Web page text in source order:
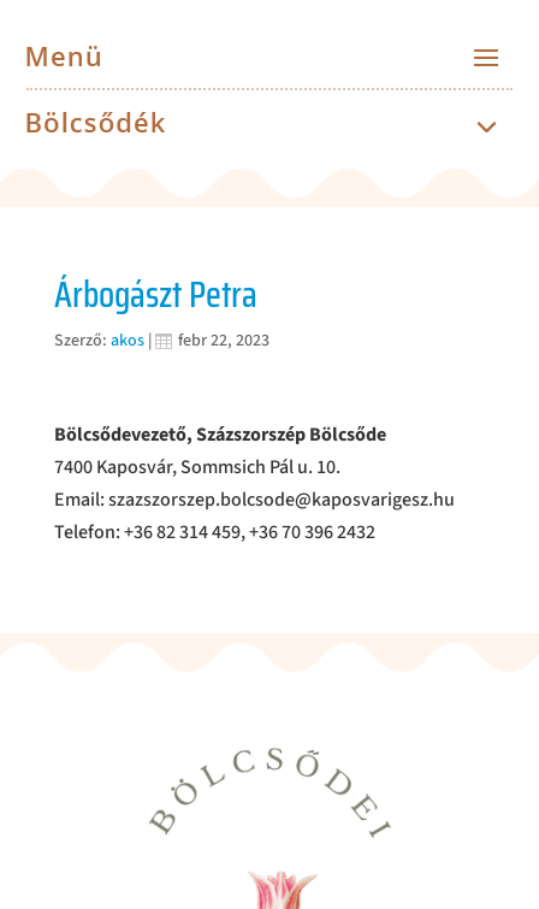
Árbogászt Petra
Szerző: akos| febr 22, 2023
Bölcsődevezető, Százszorszép Bölcsőde
7400 Kaposvár, Sommsich Pál u. 10.
Email: szazszorszep.bolcsode@kaposvarigesz.hu
Telefon: +36 82 314 459, +36 70 396 2432